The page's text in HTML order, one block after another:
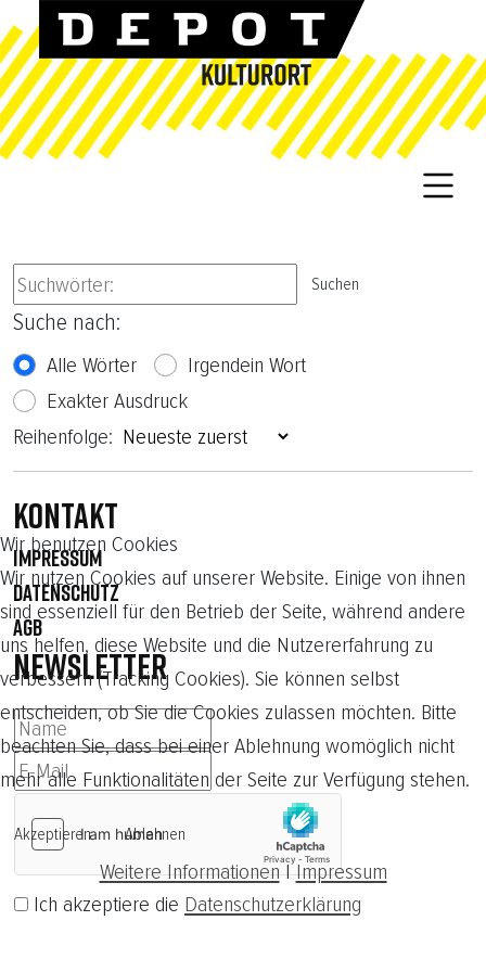
Suchen
Suche nach:
Alle Wörter
Irgendein Wort
Exakter Ausdruck
Reihenfolge:
Kontakt
IMPRESSUM
DATENSCHUTZ
AGB
NEWSLETTER
Ich akzeptiere die Datenschutzerklärung
Wir benutzen Cookies
Wir nutzen Cookies auf unserer Website. Einige von ihnen
sind essenziell für den Betrieb der Seite, während andere
uns helfen, diese Website und die Nutzererfahrung zu
verbessern (Tracking Cookies). Sie können selbst
entscheiden, ob Sie die Cookies zulassen möchten. Bitte
beachten Sie, dass bei einer Ablehnung womöglich nicht
mehr alle Funktionalitäten der Seite zur Verfügung stehen.
Akzeptieren Ablehnen
Weitere Informationen|Impressum